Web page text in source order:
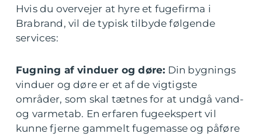
Hvis du overvejer at hyre et fugefirma i
Brabrand, vil de typisk tilbyde følgende
services:
Fugning af vinduer og døre: Din bygnings
vinduer og døre er et af de vigtigste
områder, som skal tætnes for at undgå vand-
og varmetab. En erfaren fugeekspert vil
kunne fjerne gammelt fugemasse og påføre